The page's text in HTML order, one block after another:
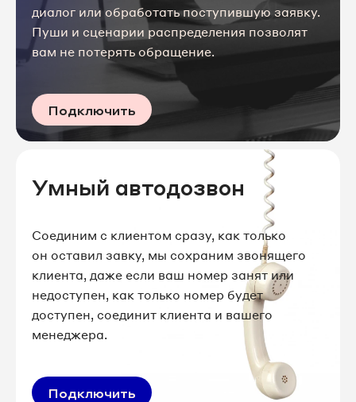
диалог или обработать поступившую заявку.
Пуши и сценарии распределения позволят
вам не потерять обращение.
Подключить
Умный автодозвон
Соединим с клиентом сразу, как только
он оставил завку, мы сохраним звонящего
клиента, даже если ваш номер занят или
недоступен, как только номер будет
доступен, соединит клиента и вашего
менеджера.
Подключить